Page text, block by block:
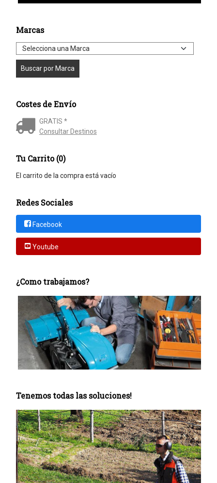
Marcas
Costes de Envío
GRATIS *
Consultar Destinos
Tu Carrito (0)
El carrito de la compra está vacío
Redes Sociales
Facebook
Youtube
¿Como trabajamos?
Tenemos todas las soluciones!